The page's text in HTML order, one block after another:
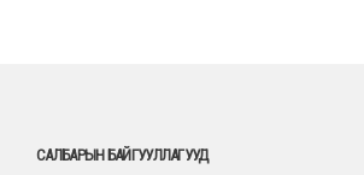
САЛБАРЫН БАЙГУУЛЛАГУУД